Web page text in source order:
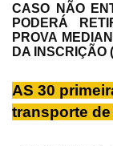
CASO NÃO
PODERÁ
PROVA
DA INSCRIÇÃO
AS 30
transporte